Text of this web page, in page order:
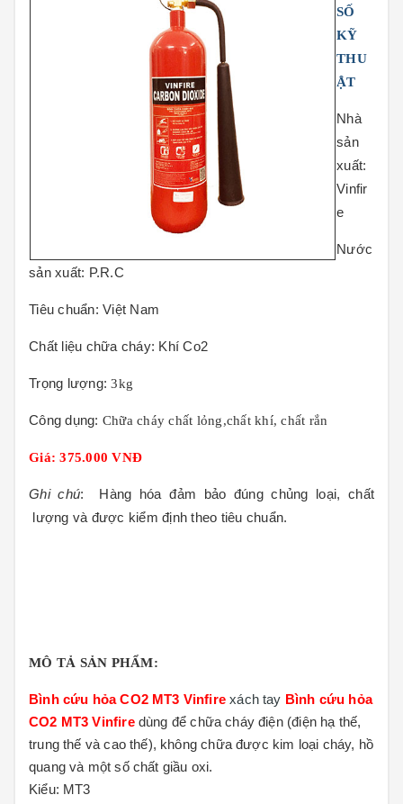
SỐ
KỸ
THU
ẬT
Nhà
sản
xuất:
Vinfir
e
Nước
sản xuất: P.R.C
Tiêu chuẩn: Việt Nam
Chất liệu chữa cháy: Khí Co2
Trọng lượng: 3kg
Công dụng: Chữa cháy chất lỏng,chất khí, chất rắn
Giá: 375.000 VNĐ
Ghi chú: Hàng hóa đảm bảo đúng chủng loại, chất
lượng và được kiểm định theo tiêu chuẩn.
MÔ TẢ SẢN PHẨM:
Bình cứu hỏa CO2 MT3 Vinfirexách tay Bình cứu hỏa
CO2 MT3 Vinfire dùng để chữa cháy điện (điện hạ thế,
trung thế và cao thế), không chữa được kim loại cháy, hồ
quang và một số chất giầu oxi.
Kiểu: MT3